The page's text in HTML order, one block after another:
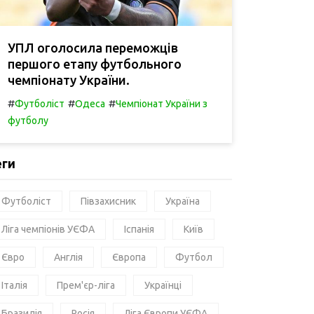
УПЛ оголосила переможців
першого етапу футбольного
чемпіонату України.
#Футболіст #Одеса #Чемпіонат України з
футболу
Футболіст Півзахисник Україна
Ліга чемпіонів УЄФА Іспанія Київ
Євро Англія Європа Футбол
Італія Прем'єр-ліга Українці